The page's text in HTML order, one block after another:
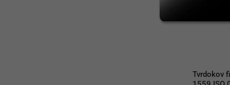
Tvrdokov